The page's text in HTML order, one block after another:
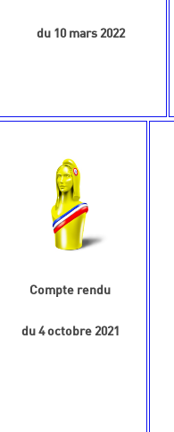
du 10 mars 2022
Compte rendu
du 4 octobre 2021